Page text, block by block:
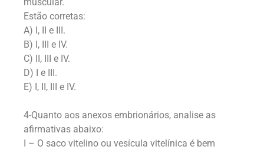
Estão corretas:
A) I, II e III.
B) I, III e IV.
C) II, III e IV.
D) I e III.
E) I, II, III e IV.
4-Quanto aos anexos embrionários, analise as
afirmativas abaixo:
I – O saco vitelino ou vesícula vitelínica é bem